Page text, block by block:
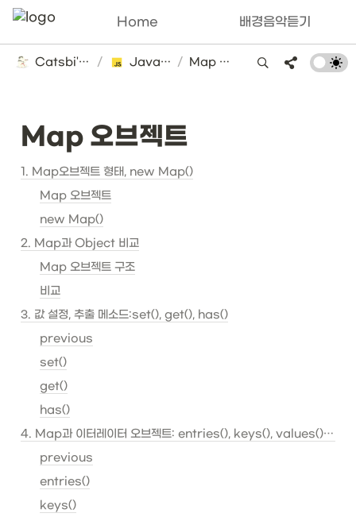
Home 배경음악듣기
Catsbi's DLog / Javascript / Map 오브젝트
Map 오브젝트
1. Map오브젝트 형태, new Map()
Map 오브젝트
new Map()
2. Map과 Object 비교
Map 오브젝트 구조
비교
3. 값 설정, 추출 메소드:set(), get(), has()
previous
set()
get()
has()
4. Map과 이터레이터 오브젝트: entries(), keys(), values(), Symbol.iterator()
previous
entries()
keys()